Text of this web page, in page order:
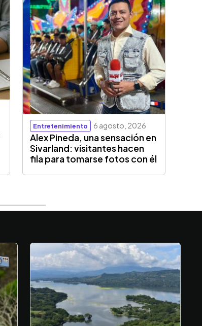
Entretenimiento 6 agosto, 2026
Alex Pineda, una sensación en
Sivarland: visitantes hacen
fila para tomarse fotos con él